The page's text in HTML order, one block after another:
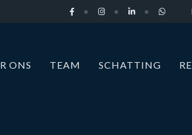
ONS TEAM SCHATTING